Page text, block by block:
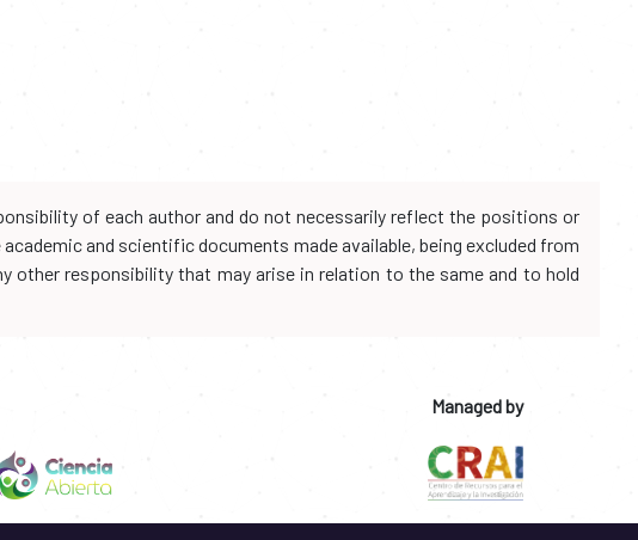
of each author and do not necessarily reflect the positions or
and scientific documents made available, being excluded from
other responsibility that may arise in relation to the same and to hold
Managed by